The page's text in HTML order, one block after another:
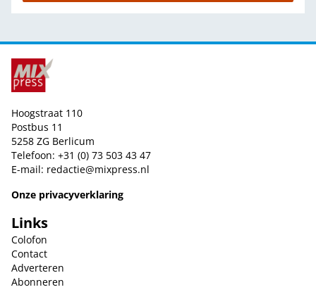
Hoogstraat 110
Postbus 11
5258 ZG Berlicum
Telefoon: +31 (0) 73 503 43 47
E-mail: redactie@mixpress.nl
Onze privacyverklaring
Links
Colofon
Contact
Adverteren
Abonneren